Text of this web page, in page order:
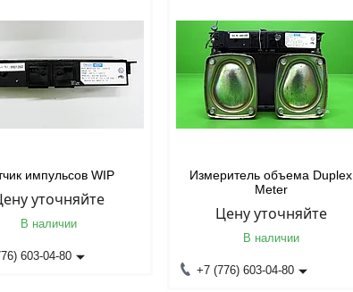
импульсов WIP
уточняйте
В наличии
603-04-80
Измеритель объема Duplex
Meter
Цену уточняйте
В наличии
+7 (776) 603-04-80